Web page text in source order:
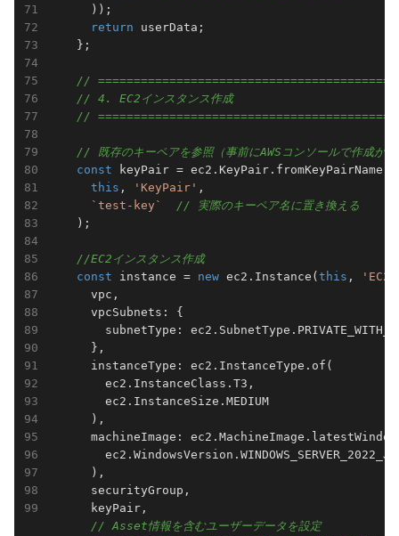
      ));
return userData;
    };
//
// 4. EC2インスタンス作成
//
// 既存のキーペアを参照（事前にAWSコンソールで作成が
const keyPair = ec2.KeyPair.fromKeyPairName(
this , 'KeyPair' ,
`test-key`
// 実際のキーペア名に置き換える
    );
//EC2インスタンス作成
const instance = new ec2.Instance(this ,
      vpc,
      vpcSubnets: {
subnetType:
      },
      instanceType: ec2.InstanceType.of(
        ec2.InstanceClass.T3,
        ec2.InstanceSize.MEDIUM
      ),
machineImage:
      ),
      securityGroup,
      keyPair,
// Asset情報を含むユーザーデータを設定